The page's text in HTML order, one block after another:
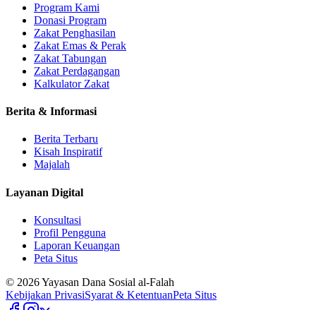
Program Kami
Donasi Program
Zakat Penghasilan
Zakat Emas & Perak
Zakat Tabungan
Zakat Perdagangan
Kalkulator Zakat
Berita & Informasi
Berita Terbaru
Kisah Inspiratif
Majalah
Layanan Digital
Konsultasi
Profil Pengguna
Laporan Keuangan
Peta Situs
© 2026Yayasan Dana Sosial al-Falah
Kebijakan PrivasiSyarat & KetentuanPeta Situs